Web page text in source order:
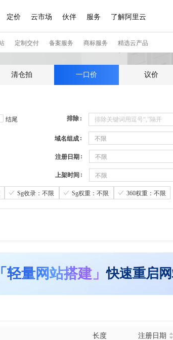
清仓拍 一口价 议价
结尾 排除
域名组成 不限
注册日期 不限
上架时间 不限
Sg收录：不限 Sg权重：不限 360权重：不限
「轻量网站搭建」快速重启
长度 注册日期